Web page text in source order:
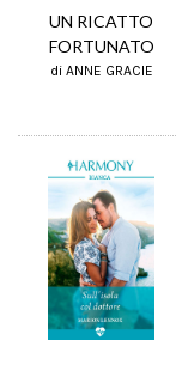
UN RICATTO
FORTUNATO
di ANNE GRACIE